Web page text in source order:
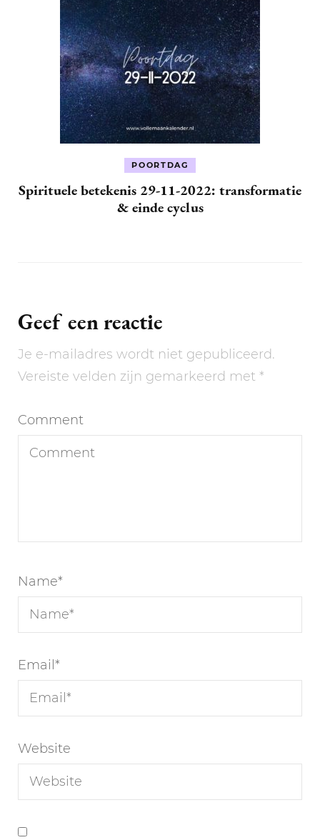
POORTDAG
Spirituele betekenis 29-11-2022: transformatie
& einde cyclus
Geef een reactie
Je e-mailadres wordt niet gepubliceerd.
Vereiste velden zijn gemarkeerd met *
Comment
Name*
Email*
Website